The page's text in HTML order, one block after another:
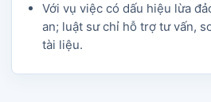
Với vụ việc có dấu hiệu lừa
an; luật sư chỉ hỗ trợ tư vấn,
tài liệu.